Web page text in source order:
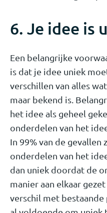
6. Je idee is
Een belangrijke
is dat je idee uniek
verschillen van alles
maar bekend is.
het idee als geheel
onderdelen van het
In 99% van de gevallen
onderdelen van het
dan uniek doordat de
manier aan elkaar
verschil met